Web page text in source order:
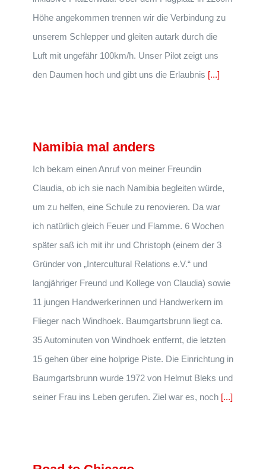
Höhe angekommen trennen wir die Verbindung zu
unserem Schlepper und gleiten autark durch die
Luft mit ungefähr 100km/h. Unser Pilot zeigt uns
den Daumen hoch und gibt uns die Erlaubnis [...]
Namibia mal anders
Ich bekam einen Anruf von meiner Freundin
Claudia, ob ich sie nach Namibia begleiten würde,
um zu helfen, eine Schule zu renovieren. Da war
ich natürlich gleich Feuer und Flamme. 6 Wochen
später saß ich mit ihr und Christoph (einem der 3
Gründer von „Intercultural Relations e.V.“ und
langjähriger Freund und Kollege von Claudia) sowie
11 jungen Handwerkerinnen und Handwerkern im
Flieger nach Windhoek. Baumgartsbrunn liegt ca.
35 Autominuten von Windhoek entfernt, die letzten
15 gehen über eine holprige Piste. Die Einrichtung in
Baumgartsbrunn wurde 1972 von Helmut Bleks und
seiner Frau ins Leben gerufen. Ziel war es, noch [...]